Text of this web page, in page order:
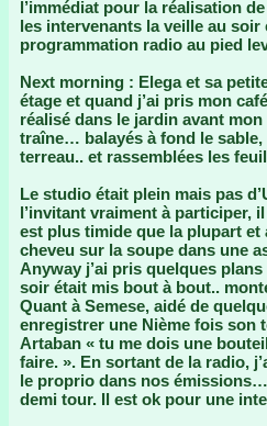
l’immédiat pour la réalisation
les intervenants la veille au
programmation radio au pied
Next morning : Elega et sa
étage et quand j’ai pris mon
réalisé dans le jardin avant
traîne… balayés à fond le
terreau.. et rassemblées les
Le studio était plein mais pas
l’invitant vraiment à participer,
est plus timide que la plupart et
cheveu sur la soupe dans une
Anyway j’ai pris quelques
soir était mis bout à bout..
Quant à Semese, aidé de
enregistrer une Nième fois son
Artaban « tu me dois une
faire. ». En sortant de la radio,
le proprio dans nos
demi tour. Il est ok pour une